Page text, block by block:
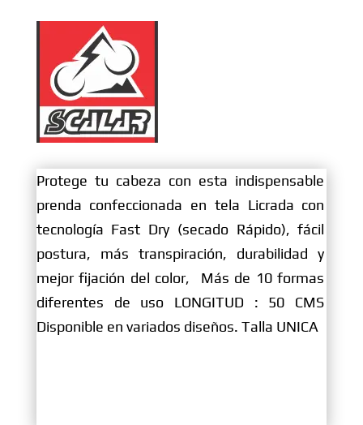
Protege tu cabeza con esta indispensable
prenda confeccionada en tela Licrada con
tecnología Fast Dry (secado Rápido), fácil
postura, más transpiración, durabilidad y
mejor fijación del color, Más de 10 formas
diferentes de uso LONGITUD : 50 CMS
Disponible en variados diseños. Talla UNICA